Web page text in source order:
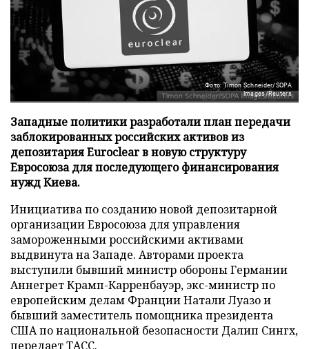
Фото: Timon Schneider/SOPA
Images/Reuters
Западные политики разработали план передачи
заблокированных российских активов из
депозитария Euroclear в новую структуру
Евросоюза для последующего финансирования
нужд Киева.
Инициатива по созданию новой депозитарной
организации Евросоюза для управления
замороженными российскими активами
выдвинута на Западе. Авторами проекта
выступили бывший министр обороны Германии
Аннегрет Крамп-Карренбауэр, экс-министр по
европейским делам Франции Натали Луазо и
бывший заместитель помощника президента
США по национальной безопасности Далип Сингх,
передаетТАСС.